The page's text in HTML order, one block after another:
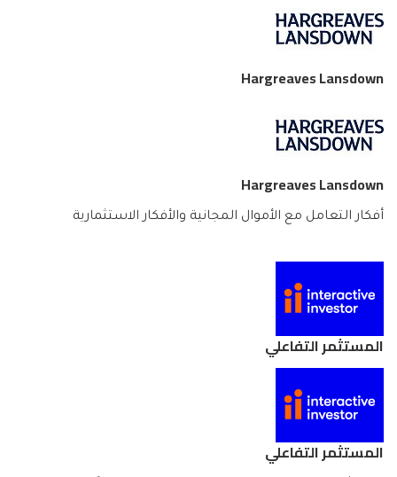
Hargreaves Lansdown
Hargreaves Lansdown
أفكار التعامل مع الأموال المجانية والأفكار الاستثمارية
المستثمر التفاعلي
المستثمر التفاعلي